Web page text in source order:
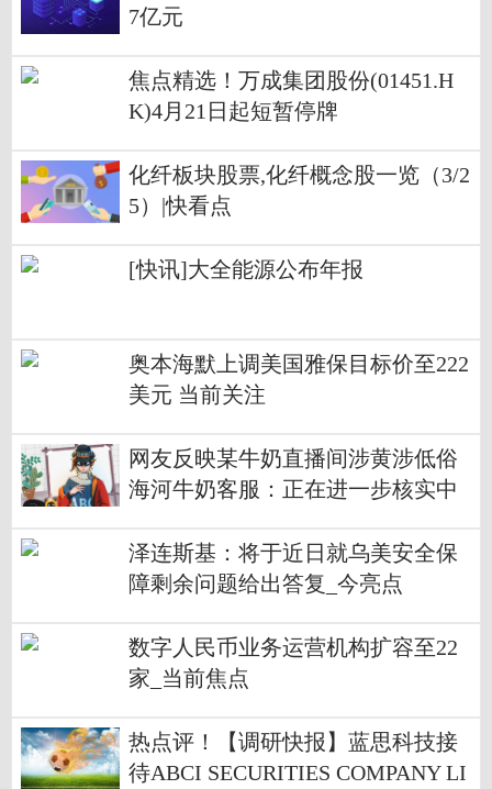
7亿元
焦点精选！万成集团股份(01451.H
K)4月21日起短暂停牌
化纤板块股票,化纤概念股一览（3/2
5）|快看点
[快讯]大全能源公布年报
奥本海默上调美国雅保目标价至222
美元 当前关注
网友反映某牛奶直播间涉黄涉低俗
海河牛奶客服：正在进一步核实中
泽连斯基：将于近日就乌美安全保
障剩余问题给出答复_今亮点
数字人民币业务运营机构扩容至22
家_当前焦点
热点评！【调研快报】蓝思科技接
待ABCI SECURITIES COMPANY LI